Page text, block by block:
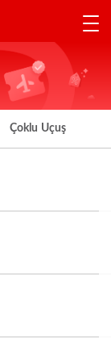
Çoklu Uçuş